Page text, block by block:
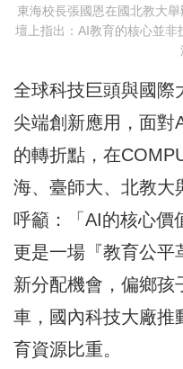
東海校長張國恩在國北教大
壇上指出：AI教育的核心並
全球科技巨頭與國際
尖端創新應用，面對
的轉折點，在
海、臺師大、北教大
呼籲：「AI的核心價
更是一場『教育公平
新分配機會，偏鄉孩
車，國內科技大廠推
育資源比重。